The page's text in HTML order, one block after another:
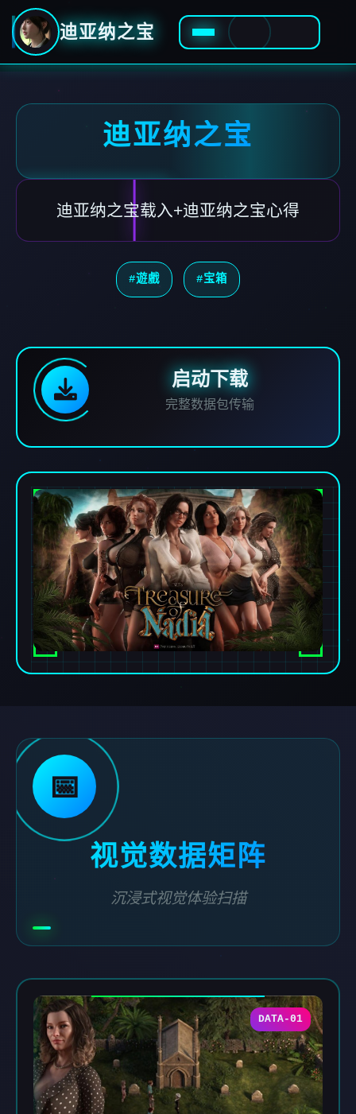
迪亚纳之宝
迪亚纳之宝
迪亚纳之宝载入+迪亚纳之宝心得
#遊戲 #宝箱
启动下载
完整数据包传输
📅
视觉数据矩阵
沉浸式视觉体验扫描
DATA-01